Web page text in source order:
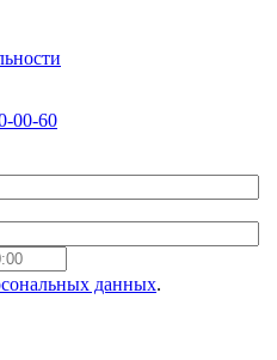
00-60
данных.